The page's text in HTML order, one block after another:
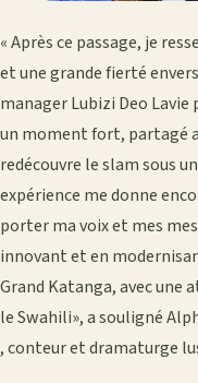
« Après ce passage, je
et une grande fierté
manager Lubizi Deo
un moment fort, partagé
redécouvre le slam sous
expérience me donne
porter ma voix et mes
innovant et en
Grand Katanga, avec
le Swahili», a souligné
, conteur et dramaturge